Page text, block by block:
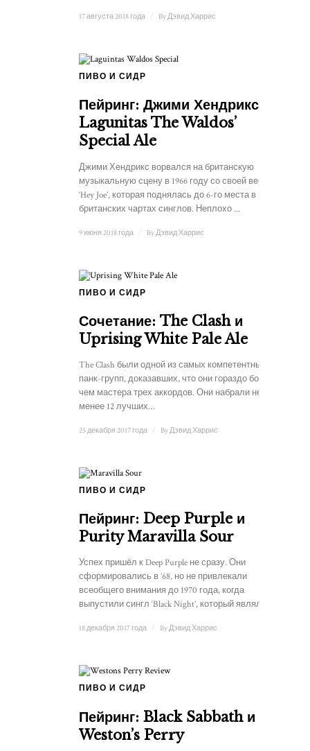
17 августа 2018 года ByДэвид Харрис
ПИВО И СИДР
Пейринг: Джими Хендрикс и
Lagunitas The Waldos’
Special Ale
Джими Хендрикс ворвался на британскую
музыкальную сцену в 1966 году со своей версией
‘Hey Joe’, которая поднялась до 6-го места в
британских чартах синглов. Неплохо ...
9 июня 2018 года ByДэвид Харрис
ПИВО И СИДР
Сочетание: The Clash и
Uprising White Pale Ale
The Clash были одной из самых компетентных
панк-групп, доказавших, что они гораздо больше,
чем мастера трех аккордов. Они набрали не
менее 12 лучших…
25 декабря 2017 года ByДэвид Харрис
ПИВО И СИДР
Пейринг: Deep Purple и
Purity Maravilla Sour
Успех пришёл к Deep Purple не сразу. Они
сформировались в ’68, но не привлекали
всеобщего внимания до 1970 года, когда
выпустили сингл ‘Black Night’, который являлся...
18 декабря 2017 года ByДэвид Харрис
ПИВО И СИДР
Пейринг: Black Sabbath и
Weston’s Perry